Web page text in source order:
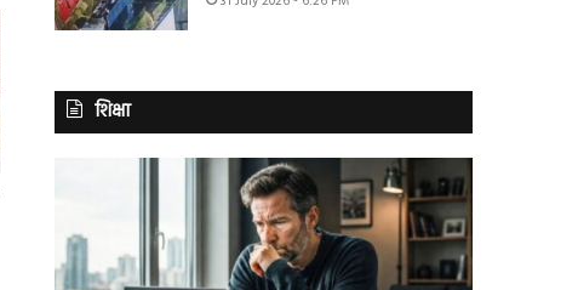
शिक्षा